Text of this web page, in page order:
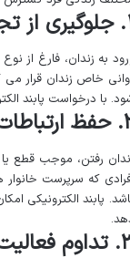
زندان
به زندان، فارغ از
خاص زندان قرار
با درخواست پابند
و اجتماعی
رفتن، موجب قطع
که سرپرست خانوار
پابند الکترونیکی
و اقتصادی